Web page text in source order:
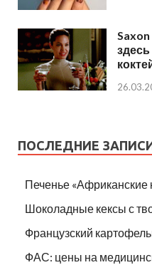
ПОСЛЕДНИЕ
Печенье «Африканские
Шоколадные кексы с
Французский
ФАС: цены на